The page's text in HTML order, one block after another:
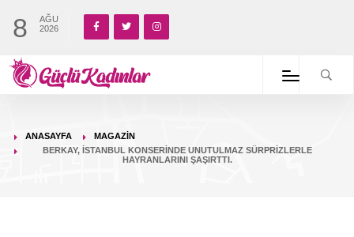
8
AĞU
2026
ANASAYFA
MAGAZIN
BERKAY, İSTANBUL KONSERINDE UNUTULMAZ SÜRPRIZLERLE
HAYRANLARINI ŞAŞIRTTI.